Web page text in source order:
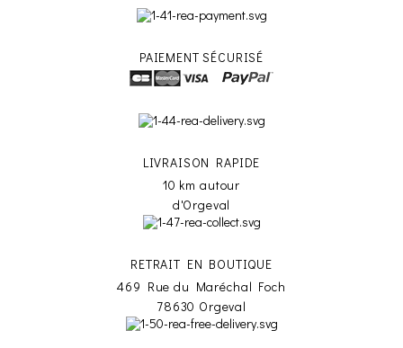
PAIEMENT SÉCURISÉ
LIVRAISON RAPIDE
10 km autour
d'Orgeval
RETRAIT EN BOUTIQUE
469 Rue du Maréchal Foch
78630 Orgeval